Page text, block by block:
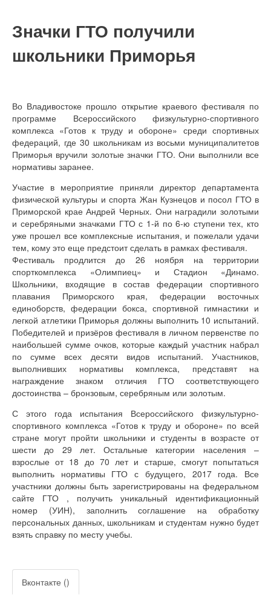
Значки ГТО получили
школьники Приморья
Во Владивостоке прошло открытие краевого фестиваля по
программе Всероссийского физкультурно-спортивного
комплекса «Готов к труду и обороне» среди спортивных
федераций, где 30 школьникам из восьми муниципалитетов
Приморья вручили золотые значки ГТО. Они выполнили все
нормативы заранее.
Участие в мероприятие приняли директор департамента
физической культуры и спорта Жан Кузнецов и посол ГТО в
Приморской крае Андрей Черных. Они наградили золотыми
и серебряными значками ГТО с 1-й по 6-ю ступени тех, кто
уже прошел все комплексные испытания, и пожелали удачи
тем, кому это еще предстоит сделать в рамках фестиваля.
Фестиваль продлится до 26 ноября на территории
спорткомплекса «Олимпиец» и Стадион «Динамо.
Школьники, входящие в состав федерации спортивного
плавания Приморского края, федерации восточных
единоборств, федерации бокса, спортивной гимнастики и
легкой атлетики Приморья должны выполнить 10 испытаний.
Победителей и призёров фестиваля в личном первенстве по
наибольшей сумме очков, которые каждый участник набрал
по сумме всех десяти видов испытаний. Участников,
выполнивших нормативы комплекса, представят на
награждение знаком отличия ГТО соответствующего
достоинства – бронзовым, серебряным или золотым.
С этого года испытания Всероссийского физкультурно-
спортивного комплекса «Готов к труду и обороне» по всей
стране могут пройти школьники и студенты в возрасте от
шести до 29 лет. Остальные категории населения –
взрослые от 18 до 70 лет и старше, смогут попытаться
выполнить нормативы ГТО с будущего, 2017 года. Все
участники должны быть зарегистрированы на федеральном
сайте ГТО , получить уникальный идентификационный
номер (УИН), заполнить соглашение на обработку
персональных данных, школьникам и студентам нужно будет
взять справку по месту учебы.
Вконтакте ()